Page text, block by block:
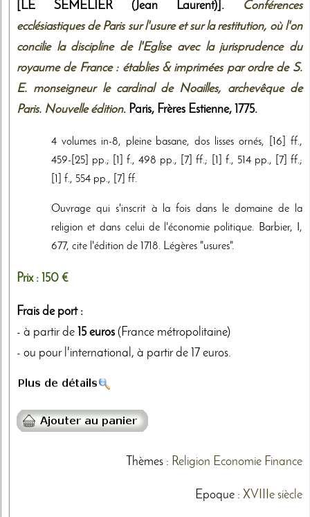
[LE SEMELIER (Jean Laurent)].
Conférences
ecclésiastiques de Paris sur l'usure et sur la restitution, où l'on
concilie la discipline de l'Eglise avec la jurisprudence du
royaume de France : établies & imprimées par ordre de S.
E. monseigneur le cardinal de Noailles, archevêque de
Paris. Nouvelle édition. Paris, Frères Estienne, 1775.
4 volumes in-8, pleine basane, dos lisses ornés, [16] ff.,
459-[25] pp.; [1] f., 498 pp., [7] ff.; [1] f., 514 pp., [7] ff.;
[1] f., 554 pp., [7] ff.
Ouvrage qui s'inscrit à la fois dans le domaine de la
religion et dans celui de l'économie politique. Barbier, I,
677, cite l'édition de 1718. Légères "usures".
Prix : 150 €
Frais de port :
- à partir de 15 euros (France métropolitaine)
- ou pour l'international, à partir de 17 euros.
Thèmes: Religion Economie Finance
Epoque : XVIIIe siècle